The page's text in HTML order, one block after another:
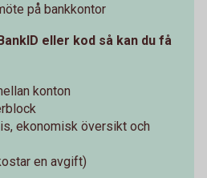
på bankkontor
eller kod så kan du få
konton
ekonomisk översikt och
en avgift)​